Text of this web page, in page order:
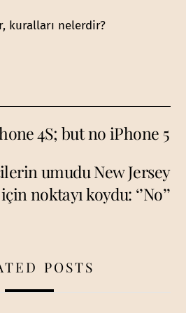
kuralları nelerdir?
4S; but no iPhone 5
umudu New Jersey
noktayı koydu: ‘’No’’
POSTS